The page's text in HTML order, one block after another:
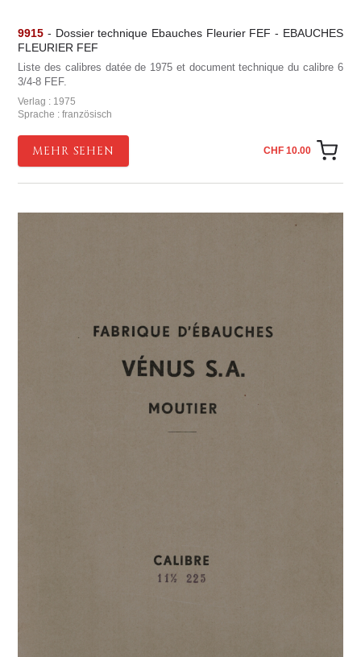
9915 - Dossier technique Ebauches Fleurier FEF - EBAUCHES
FLEURIER FEF
Liste des calibres datée de 1975 et document technique du calibre 6
3/4-8 FEF.
Verlag : 1975
Sprache : französisch
MEHR SEHEN CHF 10.00